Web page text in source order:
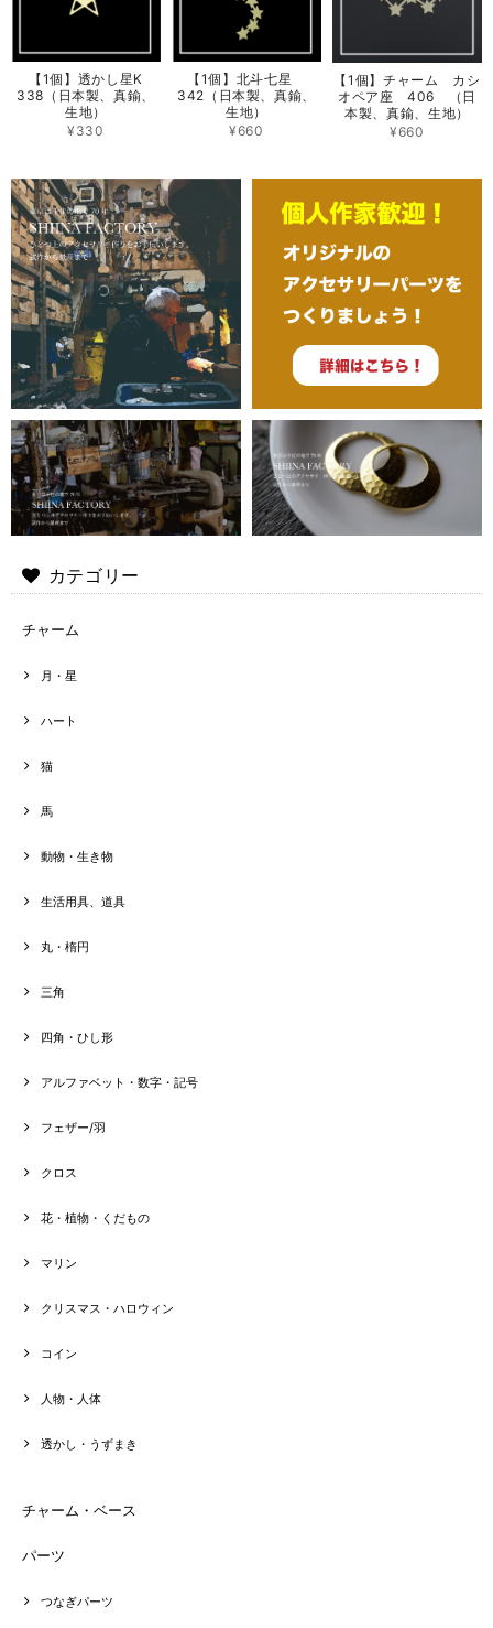
【1個】透かし星K
338（日本製、真鍮、
生地）
¥330
【1個】北斗七星
342（日本製、真鍮、
生地）
¥660
【1個】チャーム カシ
オペア座 406 （日
本製、真鍮、生地）
¥660
カテゴリー
チャーム
月・星
ハート
猫
馬
動物・生き物
生活用具、道具
丸・楕円
三角
四角・ひし形
アルファベット・数字・記号
フェザー/羽
クロス
花・植物・くだもの
マリン
クリスマス・ハロウィン
コイン
人物・人体
透かし・うずまき
チャーム・ベース
パーツ
つなぎパーツ